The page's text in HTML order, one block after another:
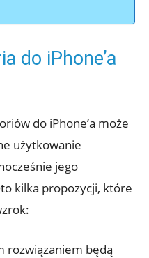
do⁢ iPhone’a
do‌ iPhone’a może
użytkowanie
jego
kilka propozycji, które
rozwiązaniem będą